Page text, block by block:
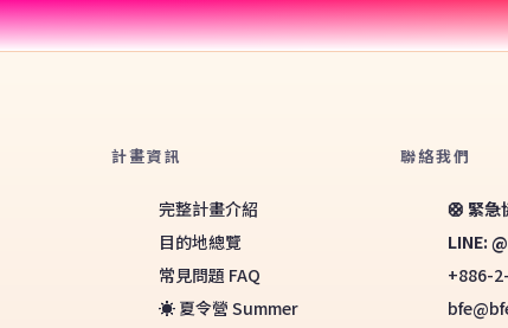
計畫資訊
完整計畫介紹
目的地總覽
常見問題 FAQ
☀️ 夏令營 Summer
聯絡我們
🛟 緊急
LINE:
+886-